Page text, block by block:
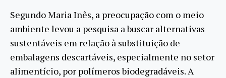
Segundo Maria Inês, a preocupação com o meio
ambiente levou a pesquisa a buscar alternativas
sustentáveis em relação à substituição de
embalagens descartáveis, especialmente no setor
alimentício, por polímeros biodegradáveis. A